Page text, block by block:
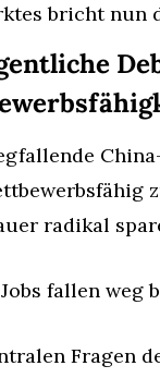
bricht nun
radikal
fallen weg
Fragen